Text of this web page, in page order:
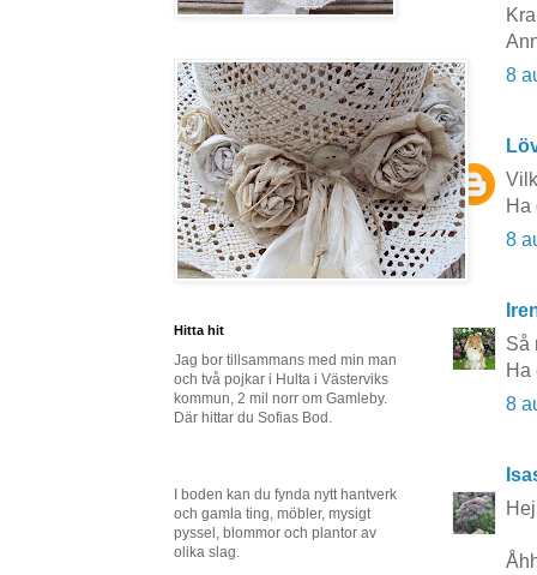
8
Ha
8
Så
Ha
8
Hitta hit
Jag bor tillsammans med min man
och två pojkar i Hulta i Västerviks
kommun, 2 mil norr om Gamleby.
Där hittar du Sofias Bod.
I boden kan du fynda nytt hantverk
och gamla ting, möbler, mysigt
pyssel, blommor och plantor av
olika slag.